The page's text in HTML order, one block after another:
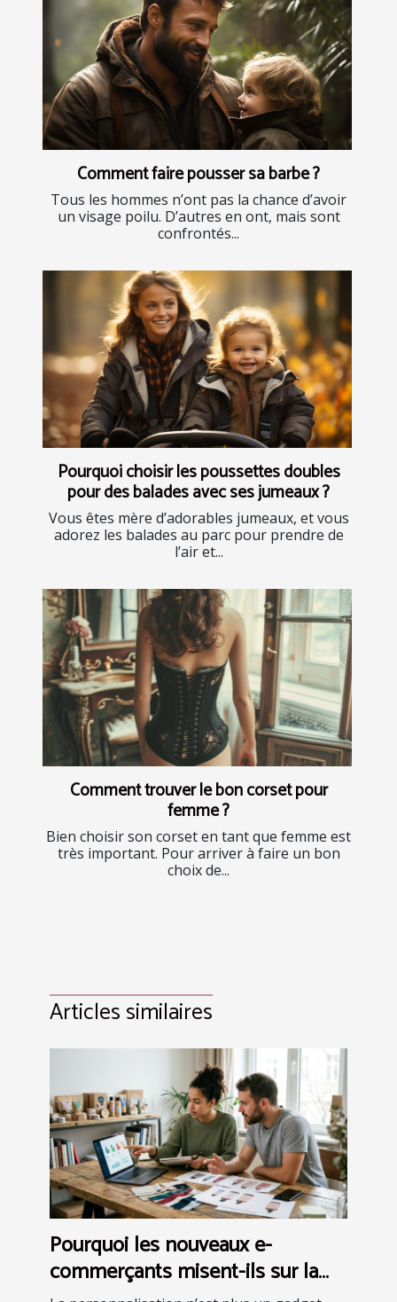
Comment faire pousser sa barbe ?
Tous les hommes n’ont pas la chance d’avoir
un visage poilu. D’autres en ont, mais sont
confrontés...
Pourquoi choisir les poussettes doubles
pour des balades avec ses jumeaux ?
Vous êtes mère d’adorables jumeaux, et vous
adorez les balades au parc pour prendre de
l’air et...
Comment trouver le bon corset pour
femme ?
Bien choisir son corset en tant que femme est
très important. Pour arriver à faire un bon
choix de...
Articles similaires
Pourquoi les nouveaux e-
commerçants misent-ils sur la